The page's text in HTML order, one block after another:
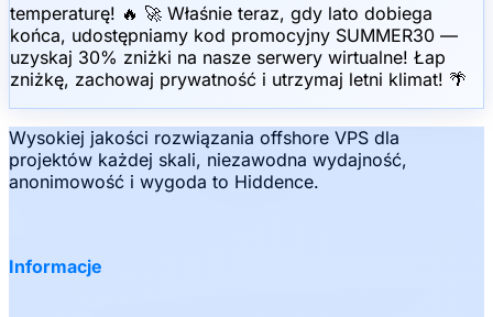
temperaturę! 🔥 🚀 Właśnie teraz, gdy lato dobiega
końca, udostępniamy kod promocyjny SUMMER30 —
uzyskaj 30% zniżki na nasze serwery wirtualne! Łap
zniżkę, zachowaj prywatność i utrzymaj letni klimat! 🌴
Wysokiej jakości rozwiązania offshore VPS dla
projektów każdej skali, niezawodna wydajność,
anonimowość i wygoda to Hiddence.
Informacje